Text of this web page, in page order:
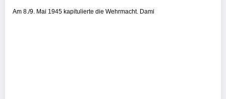
Am 8./9. Mai 1945 kapitulierte die Wehrmacht. Dami